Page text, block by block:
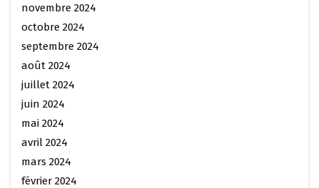
novembre 2024
octobre 2024
septembre 2024
août 2024
juillet 2024
juin 2024
mai 2024
avril 2024
mars 2024
février 2024